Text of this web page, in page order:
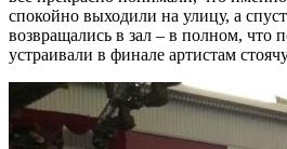
спокойно выходили на улицу, а
возвращались в зал – в полном, что
устраивали в финале артистам